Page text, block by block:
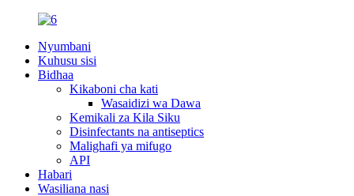
Nyumbani
Kuhusu sisi
Bidhaa
Kikaboni cha kati
Wasaidizi wa Dawa
Kemikali za Kila Siku
Disinfectants na antiseptics
Malighafi ya mifugo
API
Habari
Wasiliana nasi